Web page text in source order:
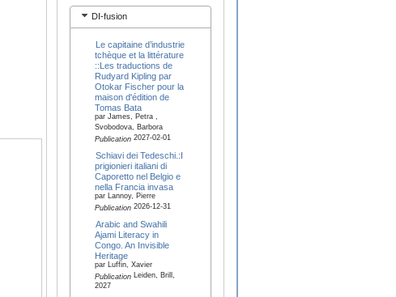
DI-fusion
Le capitaine d’industrie
tchèque et la littérature
::Les traductions de
Rudyard Kipling par
Otokar Fischer pour la
maison d'édition de
Tomas Bata
par James, Petra ,
Svobodova, Barbora
Publication2027-02-01
Schiavi dei Tedeschi.:I
prigionieri italiani di
Caporetto nel Belgio e
nella Francia invasa
par Lannoy, Pierre
Publication2026-12-31
Arabic and Swahili
Ajami Literacy in
Congo. An Invisible
Heritage
par Luffin, Xavier
PublicationLeiden, Brill,
2027